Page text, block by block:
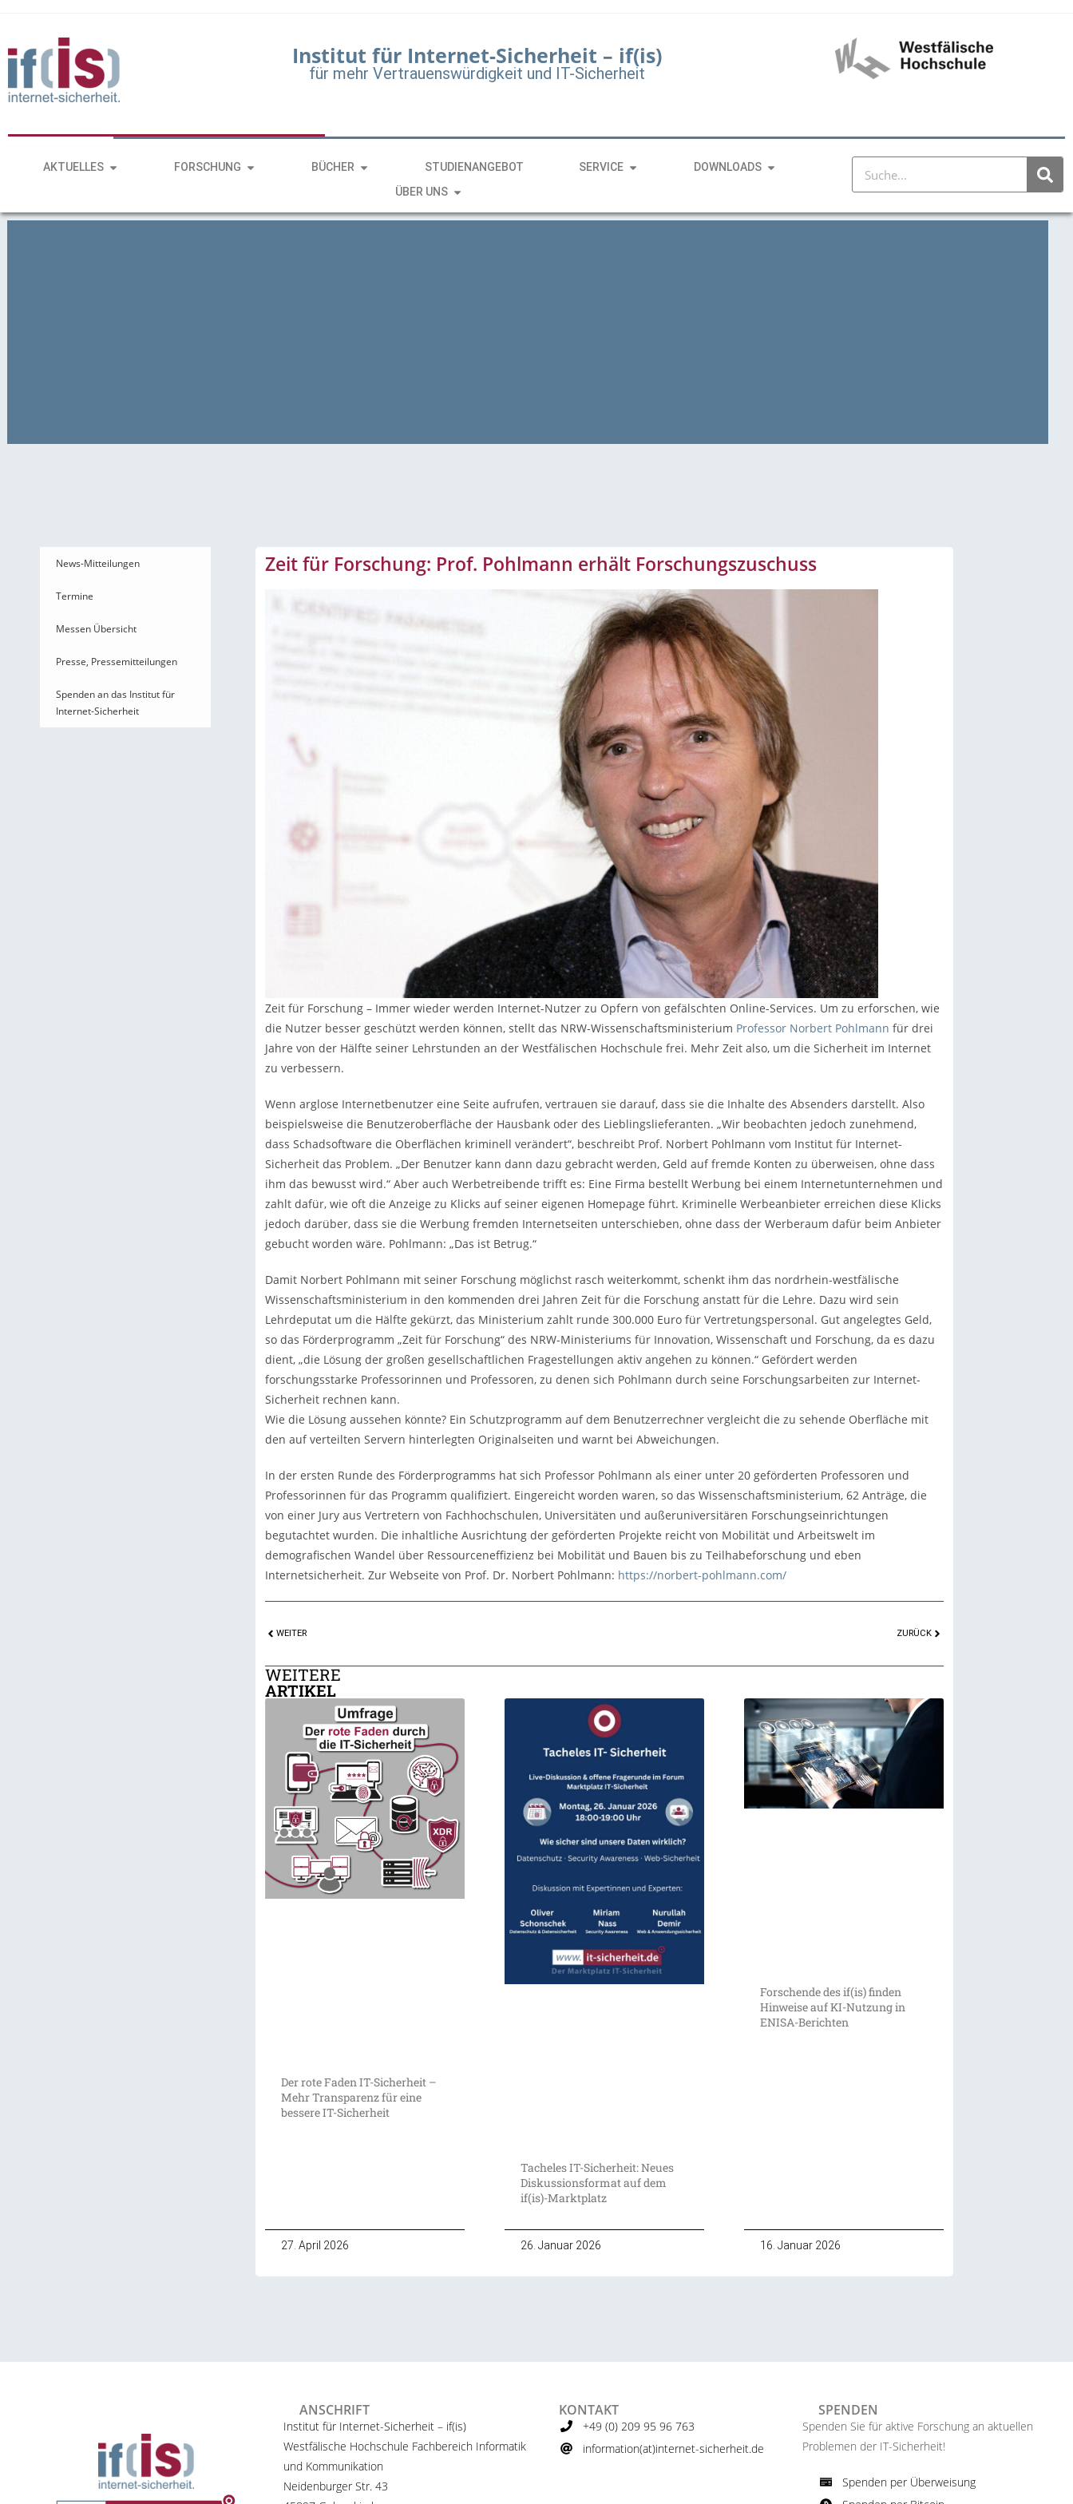
Institut für Internet-Sicherheit – if(is)
für mehr Vertrauenswürdigkeit und IT-Sicherheit
AKTUELLES FORSCHUNG BÜCHER STUDIENANGEBOT SERVICE
DOWNLOADS
ÜBER UNS
News-Mitteilungen
Termine
Messen Übersicht
Presse, Pressemitteilungen
Spenden an das Institut für
Internet-Sicherheit
Zeit für Forschung: Prof. Pohlmann erhält Forschungszuschuss
Zeit für Forschung – Immer wieder werden Internet-Nutzer zu Opfern von gefälschten Online-Services. Um zu erforschen, wie
die Nutzer besser geschützt werden können, stellt das NRW-Wissenschaftsministerium Professor Norbert Pohlmann für drei
Jahre von der Hälfte seiner Lehrstunden an der Westfälischen Hochschule frei. Mehr Zeit also, um die Sicherheit im Internet
zu verbessern.
Wenn arglose Internetbenutzer eine Seite aufrufen, vertrauen sie darauf, dass sie die Inhalte des Absenders darstellt. Also
beispielsweise die Benutzeroberfläche der Hausbank oder des Lieblingslieferanten. „Wir beobachten jedoch zunehmend,
dass Schadsoftware die Oberflächen kriminell verändert“, beschreibt Prof. Norbert Pohlmann vom Institut für Internet-
Sicherheit das Problem. „Der Benutzer kann dann dazu gebracht werden, Geld auf fremde Konten zu überweisen, ohne dass
ihm das bewusst wird.“ Aber auch Werbetreibende trifft es: Eine Firma bestellt Werbung bei einem Internetunternehmen und
zahlt dafür, wie oft die Anzeige zu Klicks auf seiner eigenen Homepage führt. Kriminelle Werbeanbieter erreichen diese Klicks
jedoch darüber, dass sie die Werbung fremden Internetseiten unterschieben, ohne dass der Werberaum dafür beim Anbieter
gebucht worden wäre. Pohlmann: „Das ist Betrug.“
Damit Norbert Pohlmann mit seiner Forschung möglichst rasch weiterkommt, schenkt ihm das nordrhein-westfälische
Wissenschaftsministerium in den kommenden drei Jahren Zeit für die Forschung anstatt für die Lehre. Dazu wird sein
Lehrdeputat um die Hälfte gekürzt, das Ministerium zahlt runde 300.000 Euro für Vertretungspersonal. Gut angelegtes Geld,
so das Förderprogramm „Zeit für Forschung“ des NRW-Ministeriums für Innovation, Wissenschaft und Forschung, da es dazu
dient, „die Lösung der großen gesellschaftlichen Fragestellungen aktiv angehen zu können.“ Gefördert werden
forschungsstarke Professorinnen und Professoren, zu denen sich Pohlmann durch seine Forschungsarbeiten zur Internet-
Sicherheit rechnen kann.
Wie die Lösung aussehen könnte? Ein Schutzprogramm auf dem Benutzerrechner vergleicht die zu sehende Oberfläche mit
den auf verteilten Servern hinterlegten Originalseiten und warnt bei Abweichungen.
In der ersten Runde des Förderprogramms hat sich Professor Pohlmann als einer unter 20 geförderten Professoren und
Professorinnen für das Programm qualifiziert. Eingereicht worden waren, so das Wissenschaftsministerium, 62 Anträge, die
von einer Jury aus Vertretern von Fachhochschulen, Universitäten und außeruniversitären Forschungseinrichtungen
begutachtet wurden. Die inhaltliche Ausrichtung der geförderten Projekte reicht von Mobilität und Arbeitswelt im
demografischen Wandel über Ressourceneffizienz bei Mobilität und Bauen bis zu Teilhabeforschung und eben
Internetsicherheit. Zur Webseite von Prof. Dr. Norbert Pohlmann: https://norbert-pohlmann.com/
WEITER ZURÜCK
WEITERE
ARTIKEL
Der rote Faden IT-Sicherheit –
Mehr Transparenz für eine
bessere IT-Sicherheit
27. April 2026
Tacheles IT-Sicherheit: Neues
Diskussionsformat auf dem
if(is)-Marktplatz
26. Januar 2026
Forschende des if(is) finden
Hinweise auf KI-Nutzung in
ENISA-Berichten
16. Januar 2026
ANSCHRIFT
Institut für Internet-Sicherheit – if(is)
Westfälische Hochschule Fachbereich Informatik
und Kommunikation
Neidenburger Str. 43
KONTAKT
+49 (0) 209 95 96 763
information(at)internet-sicherheit.de ​
SPENDEN
Spenden Sie für aktive Forschung an aktuellen
Problemen der IT-Sicherheit!​
Spenden per Überweisung​